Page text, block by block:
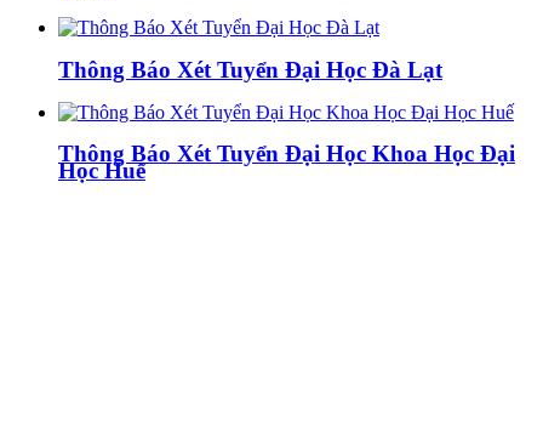
Thông Báo Xét Tuyển Đại Học Đà Lạt
Thông Báo Xét Tuyển Đại Học Khoa Học Đại
Học Huế